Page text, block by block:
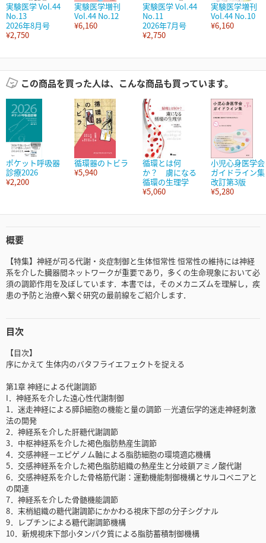
実験医学 Vol.44
No.13
2026年8月号
¥2,750
実験医学増刊
Vol.44 No.12
¥6,160
実験医学 Vol.44
No.11
2026年7月号
¥2,750
実験医学増刊
Vol.44 No.10
¥6,160
この商品を買った人は、こんな商品も買っています。
ポケット呼吸器
診療2026
¥2,200
循環器のトビラ
¥5,940
循環とは何
か？ 虜になる
循環の生理学
¥5,060
小児心身医学会
ガイドライン集
改訂第3版
¥5,280
概要
【特集】神経が司る代謝・炎症制御と生体恒常性 恒常性の維持には神経
系を介した臓器間ネットワークが重要であり，多くの生命現象において必
須の調節作用を及ぼしています．本書では，そのメカニズムを理解し，疾
患の予防と治療へ繋ぐ研究の最前線をご紹介します．
目次
【目次】
序にかえて 生体内のバタフライエフェクトを捉える
第1章 神経による代謝調節
I．神経系を介した遠心性代謝制御
1．迷走神経による膵β細胞の機能と量の調節 ―光遺伝学的迷走神経刺激
法の開発
2．神経系を介した肝糖代謝調節
3．中枢神経系を介した褐色脂肪熱産生調節
4．交感神経－エピゲノム軸による脂肪細胞の環境適応機構
5．交感神経系を介した褐色脂肪組織の熱産生と分岐鎖アミノ酸代謝
6．交感神経系を介した骨格筋代謝：運動機能制御機構とサルコペニアと
の関連
7．神経系を介した骨髄機能調節
8．末梢組織の糖代謝調節にかかわる視床下部の分子シグナル
9．レプチンによる糖代謝調節機構
10．新規視床下部小タンパク質による脂肪蓄積制御機構